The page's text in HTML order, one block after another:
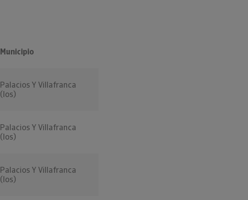
Municipio
Palacios Y Villafranca
(los)
Palacios Y Villafranca
(los)
Palacios Y Villafranca
(los)